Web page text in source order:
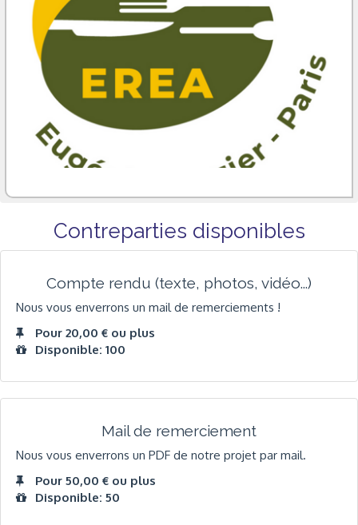
Contreparties disponibles
Compte rendu (texte, photos, vidéo...)
Nous vous enverrons un mail de remerciements !
Pour 20,00 € ou plus
Disponible: 100
Mail de remerciement
Nous vous enverrons un PDF de notre projet par mail.
Pour 50,00 € ou plus
Disponible: 50